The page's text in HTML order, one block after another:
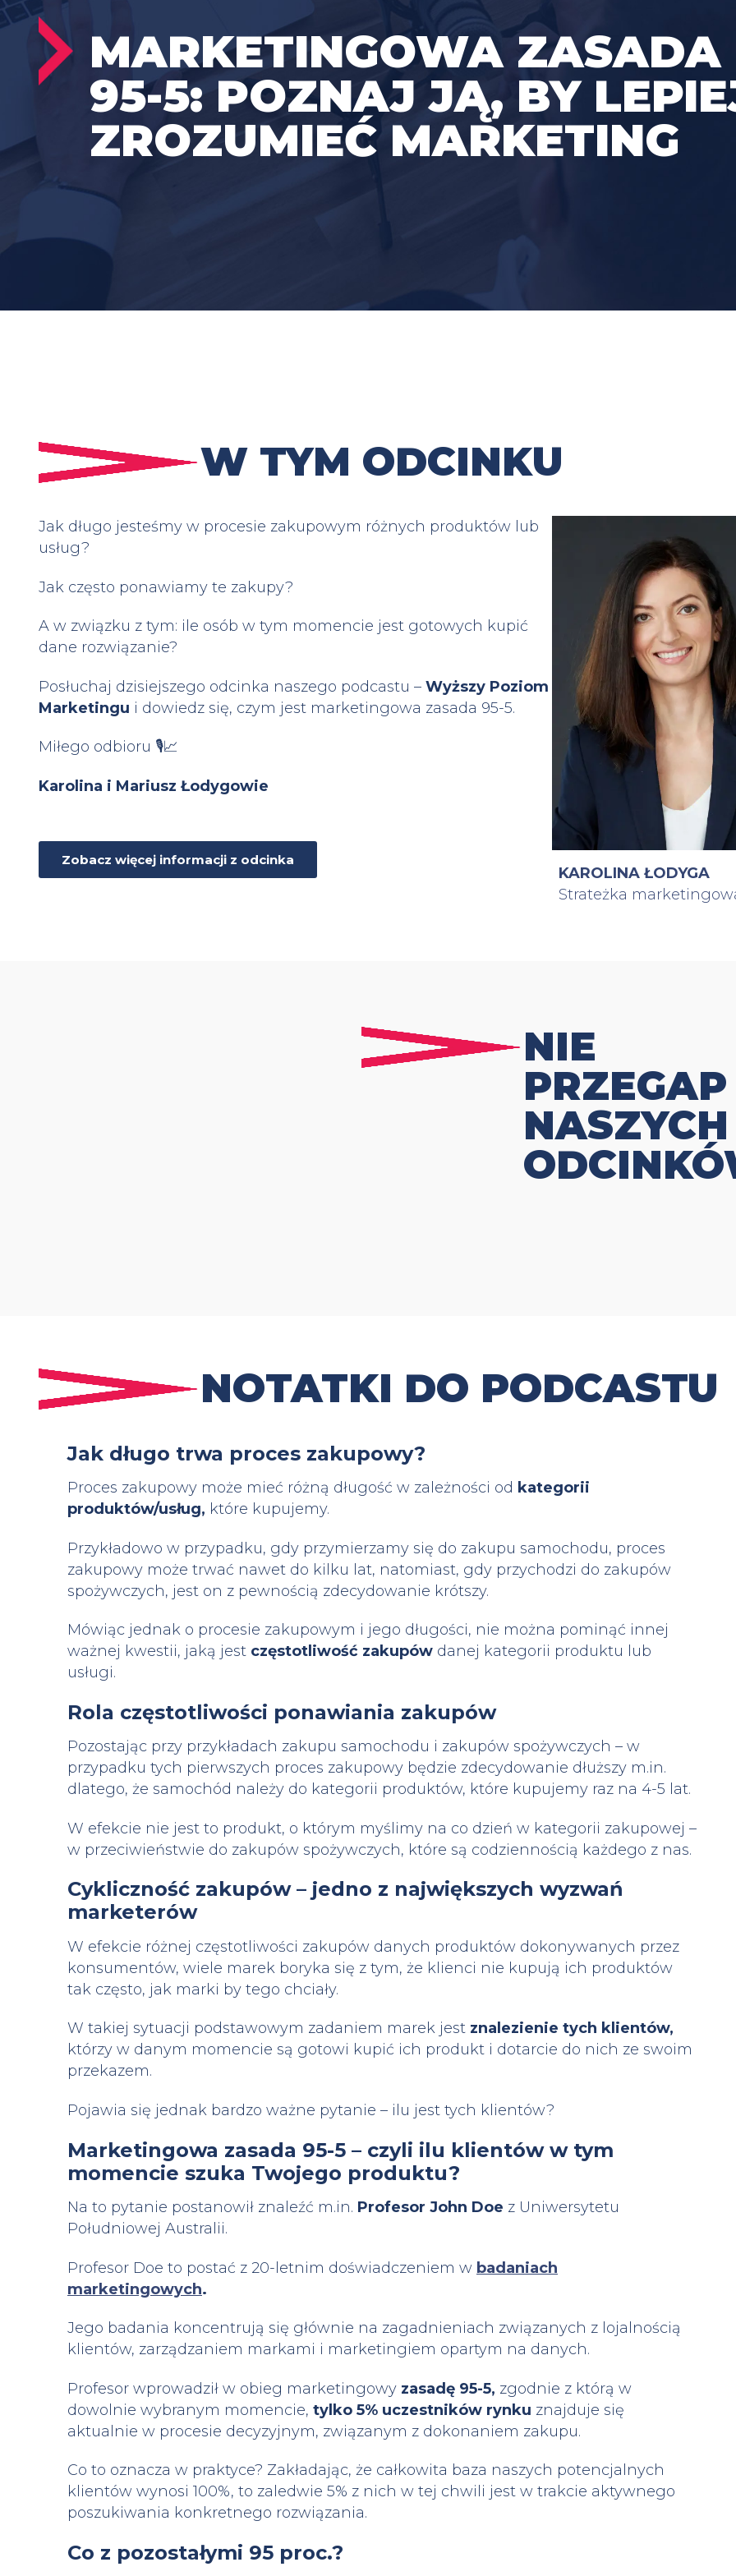
MARKETINGOWA ZASADA
95-5: POZNAJ JĄ, BY
ZROZUMIEĆ MARKETING
W TYM ODCINKU
Jak długo jesteśmy w procesie zakupowym różnych produktów lub
usług?
Jak często ponawiamy te zakupy?
A w związku z tym: ile osób w tym momencie jest gotowych kupić
dane rozwiązanie?
Posłuchaj dzisiejszego odcinka naszego podcastu – Wyższy Poziom
Marketingu i dowiedz się, czym jest marketingowa zasada 95-5.
Miłego odbioru 🎙📈
Karolina i Mariusz Łodygowie
Zobacz więcej informacji z odcinka
KAROLINA ŁODYGA
Strateżka
NIE
PRZEGAP
NASZYCH
NOTATKI DO PODCASTU
Jak długo trwa proces zakupowy?
Proces zakupowy może mieć różną długość w zależności od kategorii
produktów/usług, które kupujemy.
Przykładowo w przypadku, gdy przymierzamy się do zakupu samochodu, proces
zakupowy może trwać nawet do kilku lat, natomiast, gdy przychodzi do zakupów
spożywczych, jest on z pewnością zdecydowanie krótszy.
Mówiąc jednak o procesie zakupowym i jego długości, nie można pominąć innej
ważnej kwestii, jaką jest częstotliwość zakupów danej kategorii produktu lub
usługi.
Rola częstotliwości ponawiania zakupów
Pozostając przy przykładach zakupu samochodu i zakupów spożywczych – w
przypadku tych pierwszych proces zakupowy będzie zdecydowanie dłuższy m.in.
dlatego, że samochód należy do kategorii produktów, które kupujemy raz na 4-5 lat.
W efekcie nie jest to produkt, o którym myślimy na co dzień w kategorii zakupowej –
w przeciwieństwie do zakupów spożywczych, które są codziennością każdego z nas.
Cykliczność zakupów – jedno z największych wyzwań
marketerów
W efekcie różnej częstotliwości zakupów danych produktów dokonywanych przez
konsumentów, wiele marek boryka się z tym, że klienci nie kupują ich produktów
tak często, jak marki by tego chciały.
W takiej sytuacji podstawowym zadaniem marek jest znalezienie tych klientów,
którzy w danym momencie są gotowi kupić ich produkt i dotarcie do nich ze swoim
przekazem.
Pojawia się jednak bardzo ważne pytanie – ilu jest tych klientów?
Marketingowa zasada 95-5 – czyli ilu klientów w tym
momencie szuka Twojego produktu?
Na to pytanie postanowił znaleźć m.in. Profesor John Doe z Uniwersytetu
Południowej Australii.
Profesor Doe to postać z 20-letnim doświadczeniem w badaniach
marketingowych.
Jego badania koncentrują się głównie na zagadnieniach związanych z lojalnością
klientów, zarządzaniem markami i marketingiem opartym na danych.
Profesor wprowadził w obieg marketingowy zasadę 95-5, zgodnie z którą w
dowolnie wybranym momencie, tylko 5% uczestników rynku znajduje się
aktualnie w procesie decyzyjnym, związanym z dokonaniem zakupu.
Co to oznacza w praktyce? Zakładając, że całkowita baza naszych potencjalnych
klientów wynosi 100%, to zaledwie 5% z nich w tej chwili jest w trakcie aktywnego
poszukiwania konkretnego rozwiązania.
Co z pozostałymi 95 proc.?